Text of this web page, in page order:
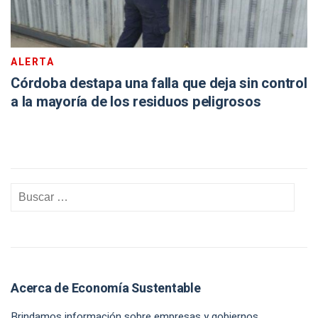
ALERTA
Córdoba destapa una falla que deja sin control
a la mayoría de los residuos peligrosos
Acerca de Economía Sustentable